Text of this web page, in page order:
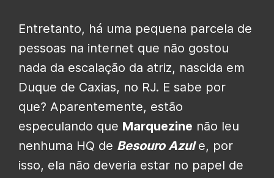
Entretanto, há uma pequena parcela de
pessoas na internet que não gostou
nada da escalação da atriz, nascida em
Duque de Caxias, no RJ. E sabe por
que? Aparentemente, estão
especulando que Marquezine não leu
nenhuma HQ de Besouro Azule, por
isso, ela não deveria estar no papel de